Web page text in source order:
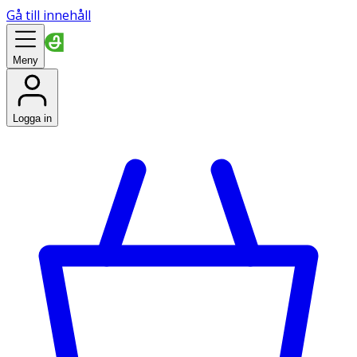
Gå till innehåll
Meny
Logga in